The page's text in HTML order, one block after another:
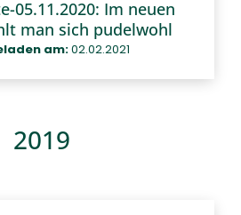
05.11.2020: Im neuen
man sich pudelwohl
am:02.02.2021
2019